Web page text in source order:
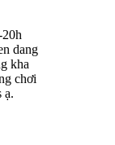
dang
kha
chơi
ạ.